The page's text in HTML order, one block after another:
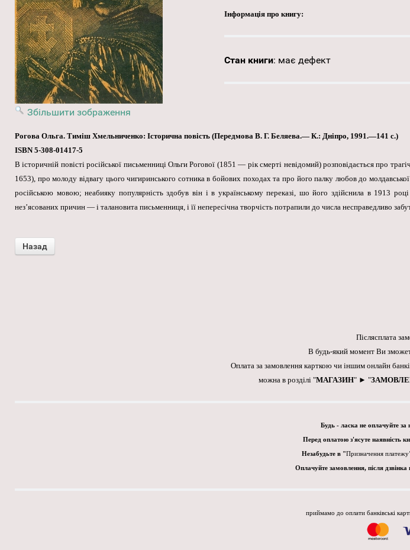
Збільшити зображення
Інформація про книгу:
Стан книги: має дефект
Рогова Ольга. Тиміш Хмельниченко: Історична повість (Передмова В. Г. Беляева.— К.: Дніпро, 1991.—141 с.)
ISBN 5-308-01417-5
В історичній повісті російської письменниці Ольги Рогової (1851 — рік смерті невідомий) розповідається про
1653), про молоду відвагу цього чигиринського сотника в бойових походах та про його палку любов до
російською мовою; неабияку популярність здобув він і в українському переказі, шо його здійснила в 1913
нез’ясованих причин — і талановита письменниця, і її непересічна творчість потрапили до числа несправедливо
Післясплата
В будь-який момент Ви
Оплата за замовлення карткою чи іншим онлайн
можна в розділі "МАГАЗИН" ► "
Будь - ласка не оплачуйте за
Перед оплатою з'ясуте наявність
Незабудьте в "Призначення платежу
Оплачуйте замовлення, після
приймамо до оплати банківські